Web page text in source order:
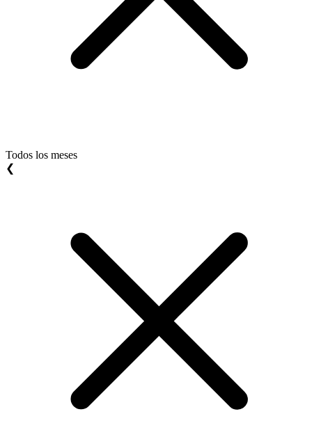
Todos los meses
❮